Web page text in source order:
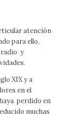
atención
para ello,
radio y
XIX y a
en el
perdido en
muchas